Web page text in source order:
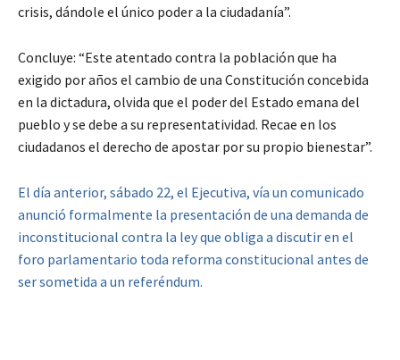
crisis, dándole el único poder a la ciudadanía”.
Concluye: “Este atentado contra la población que ha
exigido por años el cambio de una Constitución concebida
en la dictadura, olvida que el poder del Estado emana del
pueblo y se debe a su representatividad. Recae en los
ciudadanos el derecho de apostar por su propio bienestar”.
El día anterior, sábado 22, el Ejecutiva, vía un comunicado
anunció formalmente la presentación de una demanda de
inconstitucional contra la ley que obliga a discutir en el
foro parlamentario toda reforma constitucional antes de
ser sometida a un referéndum.